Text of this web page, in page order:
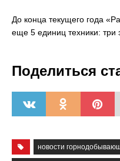
До конца текущего года
еще 5 единиц техники: три
Поделиться
новости